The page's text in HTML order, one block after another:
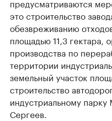
предусматриваются
это строительство
обезвреживанию
площадью 11,3 гектара,
производства по
территории
земельный участок
строительство
индустриальному
Сергеев.